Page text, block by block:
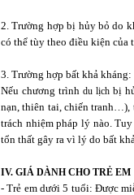
2. Trường hợp bị hủy bỏ do
có thể tùy theo điều kiện của
3. Trường hợp bất khả kháng:
Nếu chương trình du lịchbị
nạn, thiên tai, chiến tranh…),
trách nhiệm pháp lý nào.
tổn thất gây ra vì lý do bất
IV. GIÁ DÀNH CHO TRẺ EM
- Trẻ em dưới 5 tuổi: Được